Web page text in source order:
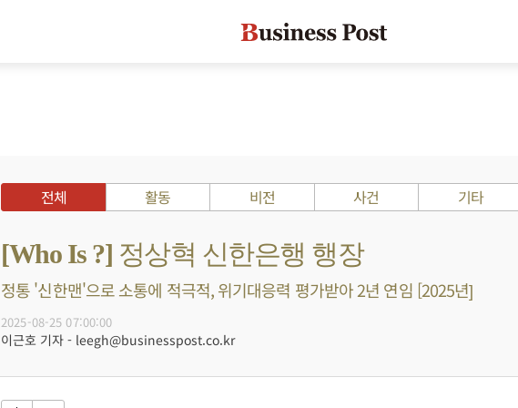
전체 활동 비전 사건 기타
[Who Is ?] 정상혁 신한은행 행장
정통 '신한맨'으로 소통에 적극적, 위기대응력 평가받아 2년 연임 [2025년]
2025-08-25 07:00:00
이근호 기자 - leegh@businesspost.co.kr